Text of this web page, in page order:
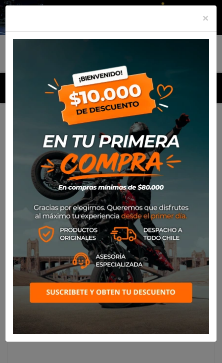
MENU
Productos
Mica Nolan X-Lite X802 (Azul) XFS-02/SR-
NFR/2ACT Convex
×